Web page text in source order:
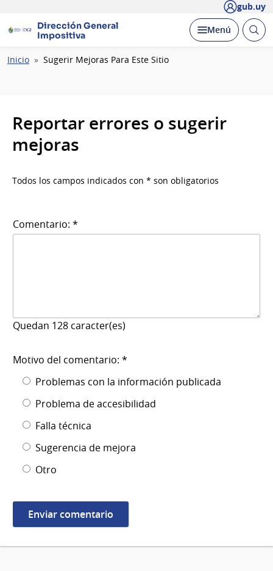
gub.uy
Dirección General
Impositiva
Desplegar
Menú Abrir
Ruta
Inicio Sugerir Mejoras Para Este Sitio
Reportar errores o sugerir
mejoras
Todos los campos indicados con * son obligatorios
Comentario: *
Quedan 128 caracter(es)
Motivo del comentario: *
Problemas con la información publicada
Problema de accesibilidad
Falla técnica
Sugerencia de mejora
Otro